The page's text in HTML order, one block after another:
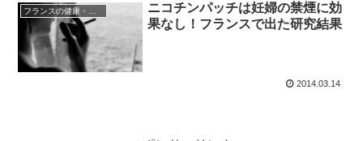
フランスの健康・医療
ニコチンパッチは妊婦の禁煙に効
果なし！フランスで出た研究結果
2014.03.14